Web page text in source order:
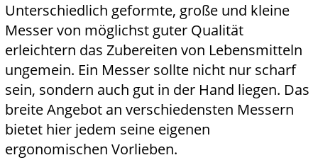
Unterschiedlich geformte, große und kleine
Messer von möglichst guter Qualität
erleichtern das Zubereiten von Lebensmitteln
ungemein. Ein Messer sollte nicht nur scharf
sein, sondern auch gut in der Hand liegen. Das
breite Angebot an verschiedensten Messern
bietet hier jedem seine eigenen
ergonomischen Vorlieben.